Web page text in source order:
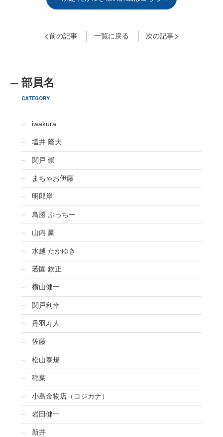
前の記事 一覧に戻る 次の記事
部員名
CATEGORY
iwakura
塩井 隆夫
関戸 崇
まちゃお伊藤
明郎岸
鳥勝 ぶっちー
山内 豪
水越 たかゆき
若園 欽正
横山健一
関戸利幸
丹羽寿人
佐藤
松山泰規
稲葉
小島金物店（コジカナ）
岩田健一
新井